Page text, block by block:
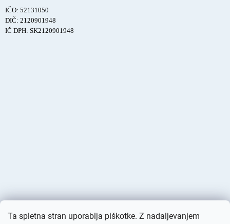
Ta spletna stran uporablja piškotke. Z nadaljevanjem
IČO: 52131050
DIČ: 2120901948
IČ DPH: SK2120901948